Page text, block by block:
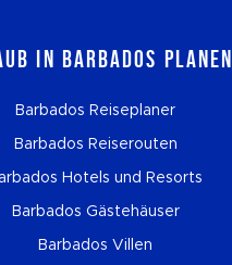
in Barbados planen
Barbados Reiseplaner
Barbados Reiserouten
Hotels und Resorts
Barbados Gästehäuser
Barbados Villen